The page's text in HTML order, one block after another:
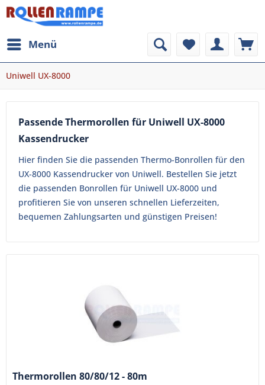
Menü
Uniwell UX-8000
Passende Thermorollen für Uniwell UX-8000
Kassendrucker
Hier finden Sie die passenden Thermo-Bonrollen für den
UX-8000 Kassendrucker von Uniwell. Bestellen Sie jetzt
die passenden Bonrollen für Uniwell UX-8000 und
profitieren Sie von unseren schnellen Lieferzeiten,
bequemen Zahlungsarten und günstigen Preisen!
Thermorollen 80/80/12 - 80m